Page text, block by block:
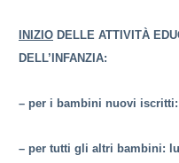
INIZIO DELLE ATTIVITÀ
DELL’INFANZIA:
– per i bambini nuovi
– per tutti gli altri bambini: